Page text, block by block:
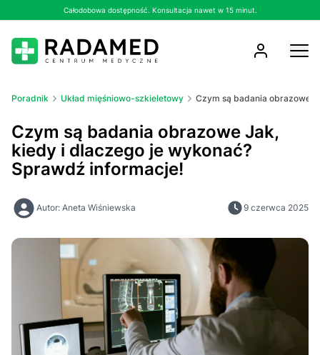
Całodobowa dostępność. Konsultacja nawet w 15 minut.
Poradnik Układ mięśniowo-szkieletowy Czym są badania obrazowe
Czym są badania obrazowe Jak,
kiedy i dlaczego je wykonać?
Sprawdź informacje!
Autor: Aneta Wiśniewska 9 czerwca 2025